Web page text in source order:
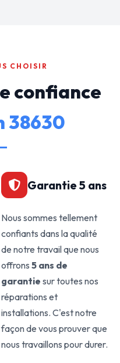
CHOISIR
confiance
38630
Garantie 5 ans
Nous sommes tellement
confiants dans la qualité
de notre travail que nous
offrons 5 ans de
garantie sur toutes nos
réparations et
installations. C'est notre
façon de vous prouver que
nous travaillons pour durer.